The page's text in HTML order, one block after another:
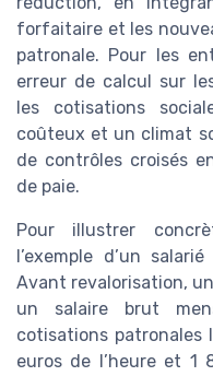
forfaitaire et les
patronale. Pour les
erreur de calcul sur
les cotisations
coûteux et un climat
de contrôles croisés
de paie.
Pour illustrer
l’exemple d’un
Avant revalorisation,
un salaire brut
cotisations patronales
euros de l’heure et 1